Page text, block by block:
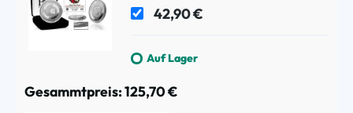
42,90 €
Auf Lager
Gesammtpreis:125,70 €